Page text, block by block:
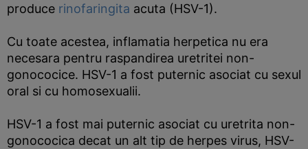
produce rinofaringita acuta (HSV-1).
Cu toate acestea, inflamatia herpetica nu era
necesara pentru raspandirea uretritei non-
gonococice. HSV-1 a fost puternic asociat cu sexul
oral si cu homosexualii.
HSV-1 a fost mai puternic asociat cu uretrita non-
gonococica decat un alt tip de herpes virus, HSV-